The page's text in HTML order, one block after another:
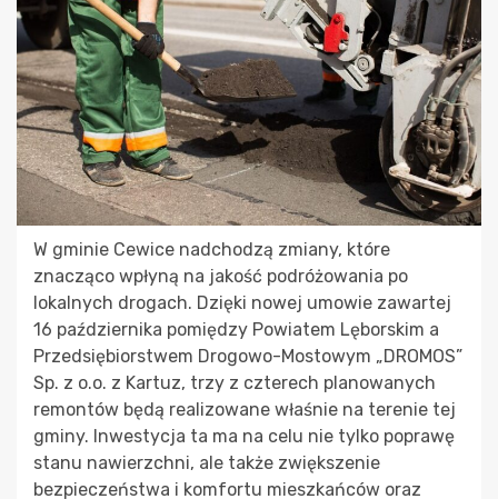
W gminie Cewice nadchodzą zmiany, które
znacząco wpłyną na jakość podróżowania po
lokalnych drogach. Dzięki nowej umowie zawartej
16 października pomiędzy Powiatem Lęborskim a
Przedsiębiorstwem Drogowo-Mostowym „DROMOS”
Sp. z o.o. z Kartuz, trzy z czterech planowanych
remontów będą realizowane właśnie na terenie tej
gminy. Inwestycja ta ma na celu nie tylko poprawę
stanu nawierzchni, ale także zwiększenie
bezpieczeństwa i komfortu mieszkańców oraz